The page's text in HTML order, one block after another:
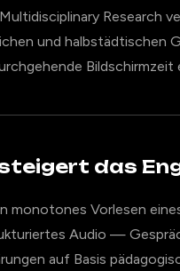
und halbstädtischen
Bildschirmzeit
das
monotones Vorlesen
Audio —
auf Basis